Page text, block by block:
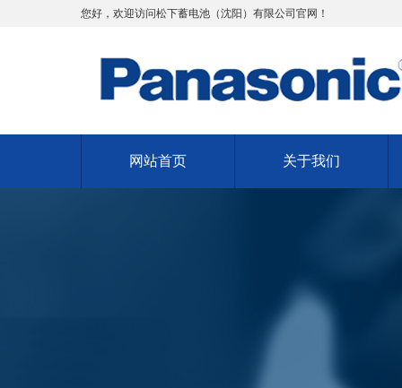
您好，欢迎访问松下蓄电池（沈阳）有限公司官网！
网站首页 关于我们